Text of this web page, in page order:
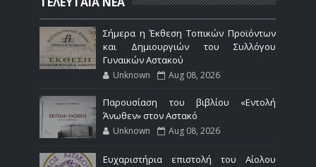
Σήμερα η Έκθεση Τοπικών Προϊόντων
και Δημιουργιών του Συλλόγου
Γυναικών Αστακού
Unknown Aug 08, 2026
Παρουσίαση του βιβλίου «Εντολή
Άνωθεν» στον Αστακό
Unknown Aug 08, 2026
Ευχαριστήρια επιστολή του Αίολου